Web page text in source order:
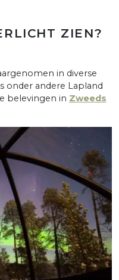
ZIEN?
in diverse
onder andere Lapland
belevingen in Zweeds